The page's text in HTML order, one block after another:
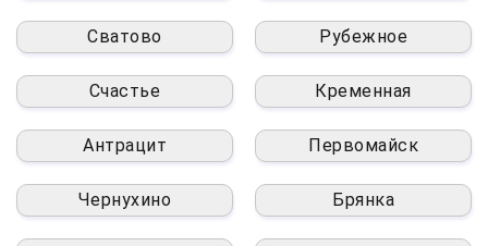
Сватово Рубежное
Счастье Кременная
Антрацит Первомайск
Чернухино Брянка